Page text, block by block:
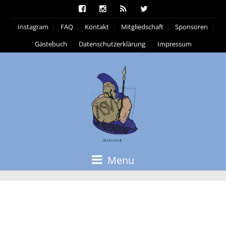
Instagram FAQ Kontakt Mitgliedschaft
Sponsoren
Gästebuch
Datenschutzerklärung Impressum
Menu